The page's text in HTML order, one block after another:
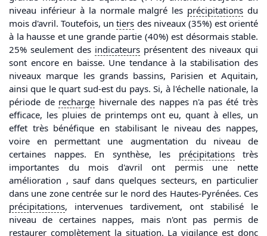
niveau inférieur à la normale malgré les précipitations du
mois d'avril. Toutefois, untiers des niveaux (35%) est orienté
à la hausse et une grande partie (40%) est désormais stable.
25% seulement des indicateurs présentent des niveaux qui
sont encore en baisse. Une tendance à la stabilisation des
niveaux marque les grands bassins, Parisien et Aquitain,
ainsi que le quart sud-est du pays. Si, à l'échelle nationale, la
période de recharge hivernale des nappes n'a pas été très
efficace, les pluies de printemps ont eu, quant à elles, un
effet très bénéfique en stabilisant le niveau des nappes,
voire en permettant une augmentation du niveau de
certaines nappes. En synthèse, les précipitationstrès
importantes du mois d'avril ont permis une nette
amélioration , sauf dans quelques secteurs, en particulier
dans une zone centrée sur le nord des Hautes-Pyrénées. Ces
précipitations, intervenues tardivement, ont stabilisé le
niveau de certaines nappes, mais n'ont pas permis de
restaurer complètement la situation. La vigilance est donc